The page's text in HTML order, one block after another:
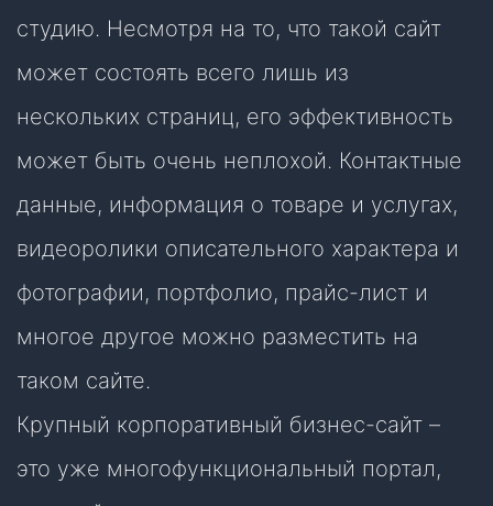
студию. Несмотря на то, что такой сайт
может состоять всего лишь из
нескольких страниц, его эффективность
может быть очень неплохой. Контактные
данные, информация о товаре и услугах,
видеоролики описательного характера и
фотографии, портфолио, прайс-лист и
многое другое можно разместить на
таком сайте.
Крупный корпоративный бизнес-сайт –
это уже многофункциональный портал,